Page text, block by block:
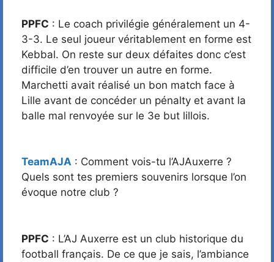
PPFC : Le coach privilégie généralement un 4-
3-3. Le seul joueur véritablement en forme est
Kebbal. On reste sur deux défaites donc c’est
difficile d’en trouver un autre en forme.
Marchetti avait réalisé un bon match face à
Lille avant de concéder un pénalty et avant la
balle mal renvoyée sur le 3e but lillois.
TeamAJA : Comment vois-tu l’AJAuxerre ?
Quels sont tes premiers souvenirs lorsque l’on
évoque notre club ?
PPFC : L’AJ Auxerre est un club historique du
football français. De ce que je sais, l’ambiance